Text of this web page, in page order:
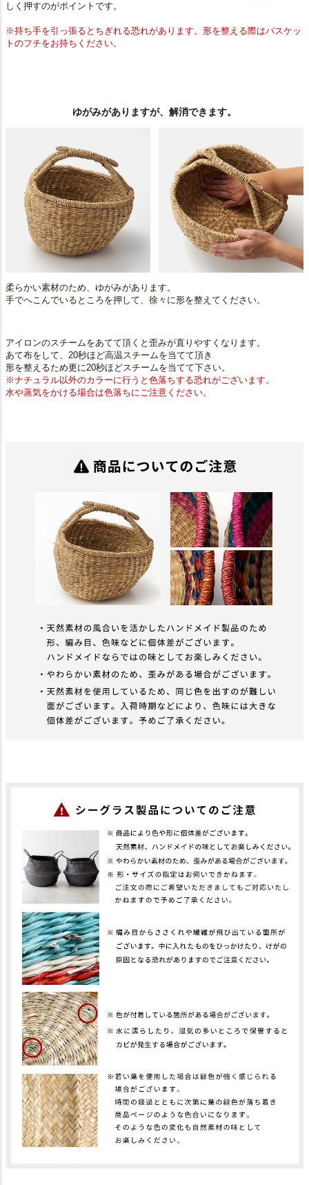
しく押すのがポイントです。
※持ち手を引っ張るとちぎれる恐れがあります。形を整える際はバスケッ
トのフチをお持ちください。
ゆがみがありますが、解消できます。
柔らかい素材のため、ゆがみがあります。
手でへこんでいるところを押して、徐々に形を整えてください。
アイロンのスチームをあてて頂くと歪みが直りやすくなります。
あて布をして、20秒ほど高温スチームを当てて頂き
形を整えるため更に20秒ほどスチームを当てて下さい。
※ナチュラル以外のカラーに行うと色落ちする恐れがございます。
水や蒸気をかける場合は色落ちにご注意ください。